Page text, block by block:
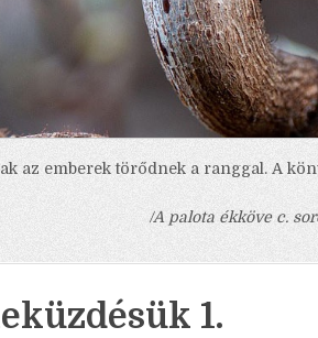
az emberek törődnek a ranggal. A
/A palota ékköve c.
1.